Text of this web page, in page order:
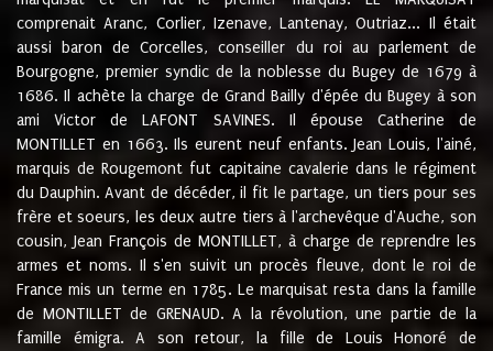
comprenait Aranc, Corlier, Izenave, Lantenay, Outriaz... Il était
aussi baron de Corcelles, conseiller du roi au parlement de
Bourgogne, premier syndic de la noblesse du Bugey de 1679 à
1686. Il achète la charge de Grand Bailly d'épée du Bugey à son
ami Victor de LAFONT SAVINES. Il épouse Catherine de
MONTILLET en 1663. Ils eurent neuf enfants. Jean Louis, l'ainé,
marquis de Rougemont fut capitaine cavalerie dans le régiment
du Dauphin. Avant de décéder, il fit le partage, un tiers pour ses
frère et soeurs, les deux autre tiers à l'archevêque d'Auche, son
cousin, Jean François de MONTILLET, à charge de reprendre les
armes et noms. Il s'en suivit un procès fleuve, dont le roi de
France mis un terme en 1785. Le marquisat resta dans la famille
de MONTILLET de GRENAUD. A la révolution, une partie de la
famille émigra. A son retour, la fille de Louis Honoré de